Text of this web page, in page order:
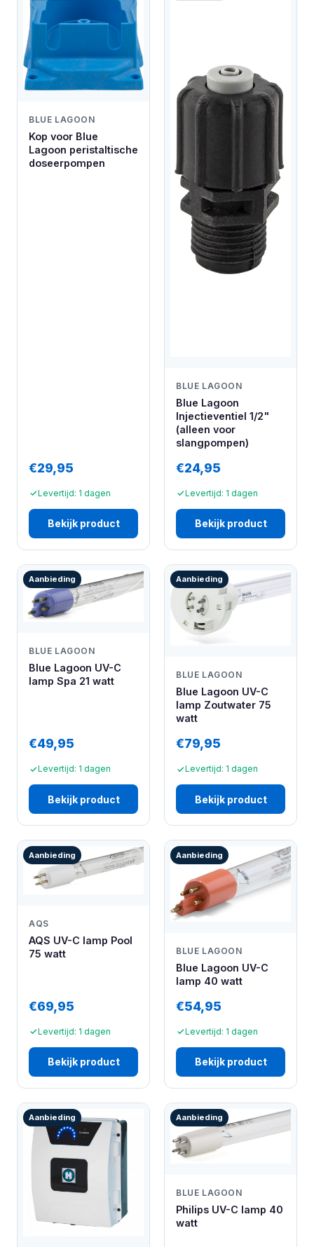
BLUE LAGOON
Kop voor Blue
Lagoon peristaltische
doseerpompen
€29,95
Levertijd: 1 dagen
Bekijk product
BLUE LAGOON
Blue Lagoon
Injectieventiel 1/2"
(alleen voor
slangpompen)
€24,95
Levertijd: 1 dagen
Bekijk product
Aanbieding
BLUE LAGOON
Blue Lagoon UV-C
lamp Spa 21 watt
€49,95
Levertijd: 1 dagen
Bekijk product
Aanbieding
BLUE LAGOON
Blue Lagoon UV-C
lamp Zoutwater 75
watt
€79,95
Levertijd: 1 dagen
Bekijk product
Aanbieding
AQS
AQS UV-C lamp Pool
75 watt
€69,95
Levertijd: 1 dagen
Bekijk product
Aanbieding
BLUE LAGOON
Blue Lagoon UV-C
lamp 40 watt
€54,95
Levertijd: 1 dagen
Bekijk product
Aanbieding Aanbieding
BLUE LAGOON
Philips UV-C lamp 40
watt